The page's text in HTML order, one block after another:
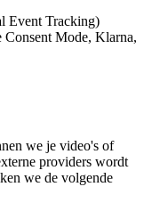
Event Tracking)
Mode, Klarna,
we je video's of
providers wordt
we de volgende